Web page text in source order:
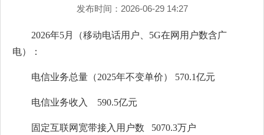
发布时间：2026-06-29 14:27
2026年5月（移动电话用户、5G在网用户数含广
电）：
电信业务总量（2025年不变单价） 570.1亿元
电信业务收入 590.5亿元
固定互联网宽带接入用户数 5070.3万户